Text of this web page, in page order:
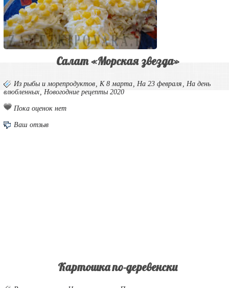
Салат «Морская звезда»
Из рыбы и морепродуктов К 8 марта На 23 февраля
На день
влюбленных
Новогодние рецепты 2020
Пока оценок нет
Ваш отзыв
Картошка по-деревенски